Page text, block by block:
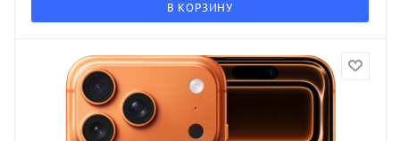
В КОРЗИНУ